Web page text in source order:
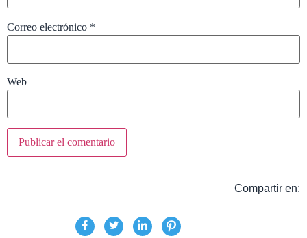
Correo electrónico *
Web
Compartir en: